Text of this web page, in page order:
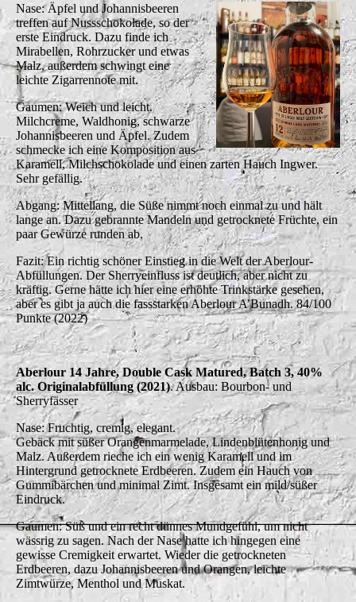
Nase: Äpfel und Johannisbeeren
treffen auf Nussschokolade, so der
erste Eindruck. Dazu finde ich
Mirabellen, Rohrzucker und etwas
Malz, außerdem schwingt eine
leichte Zigarrennote mit.
Gaumen: Weich und leicht.
Milchcreme, Waldhonig, schwarze
Johannisbeeren und Äpfel. Zudem
schmecke ich eine Komposition aus
Karamell, Milchschokolade und einen zarten Hauch Ingwer.
Sehr gefällig.
Abgang: Mittellang, die Süße nimmt noch einmal zu und hält
lange an. Dazu gebrannte Mandeln und getrocknete Früchte, ein
paar Gewürze runden ab.
Fazit: Ein richtig schöner Einstieg in die Welt der Aberlour-
Abfüllungen. Der Sherryeinfluss ist deutlich, aber nicht zu
kräftig. Gerne hätte ich hier eine erhöhte Trinkstärke gesehen,
aber es gibt ja auch die fassstarken Aberlour A’Bunadh. 84/100
Punkte (2022)
Aberlour 14 Jahre, Double Cask Matured, Batch 3, 40%
alc. Originalabfüllung (2021). Ausbau: Bourbon- und
Sherryfässer
Nase: Fruchtig, cremig, elegant.
Gebäck mit süßer Orangenmarmelade, Lindenblütenhonig und
Malz. Außerdem rieche ich ein wenig Karamell und im
Hintergrund getrocknete Erdbeeren. Zudem ein Hauch von
Gummibärchen und minimal Zimt. Insgesamt ein mild/süßer
Eindruck.
Gaumen: Süß und ein recht dünnes Mundgefühl, um nicht
wässrig zu sagen. Nach der Nase hatte ich hingegen eine
gewisse Cremigkeit erwartet. Wieder die getrockneten
Erdbeeren, dazu Johannisbeeren und Orangen, leichte
Zimtwürze, Menthol und Muskat.